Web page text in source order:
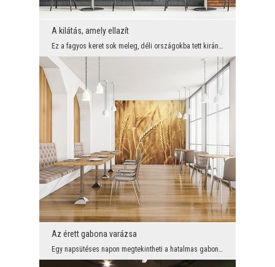
A kilátás, amely ellazít
Ez a fagyos keret sok meleg, déli országokba tett kiránduláson is megtalálható. Egy pillanatnyi k...
Az érett gabona varázsa
Egy napsütéses napon megtekintheti a hatalmas gabonákkal teli szántókat, és ez a kilátás mindig e...